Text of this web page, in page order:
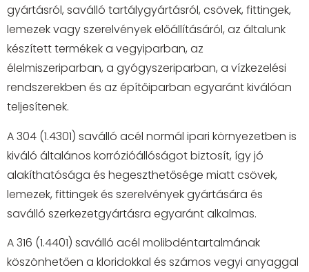
gyártásról, saválló tartálygyártásról, csövek, fittingek,
lemezek vagy szerelvények előállításáról, az általunk
készített termékek a vegyiparban, az
élelmiszeriparban, a gyógyszeriparban, a vízkezelési
rendszerekben és az építőiparban egyaránt kiválóan
teljesítenek.
A 304 (1.4301) saválló acél normál ipari környezetben is
kiváló általános korrózióállóságot biztosít, így jó
alakíthatósága és hegeszthetősége miatt csövek,
lemezek, fittingek és szerelvények gyártására és
saválló szerkezetgyártásra egyaránt alkalmas.
A 316 (1.4401) saválló acél molibdéntartalmának
köszönhetően a kloridokkal és számos vegyi anyaggal